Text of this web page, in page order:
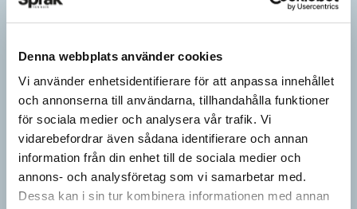
Denna webbplats använder cookies
Vi använder enhetsidentifierare för att anpassa innehållet
och annonserna till användarna, tillhandahålla funktioner
för sociala medier och analysera vår trafik. Vi
vidarebefordrar även sådana identifierare och annan
information från din enhet till de sociala medier och
annons- och analysföretag som vi samarbetar med.
Dessa kan i sin tur kombinera informationen med annan
svenska språket. Den som…